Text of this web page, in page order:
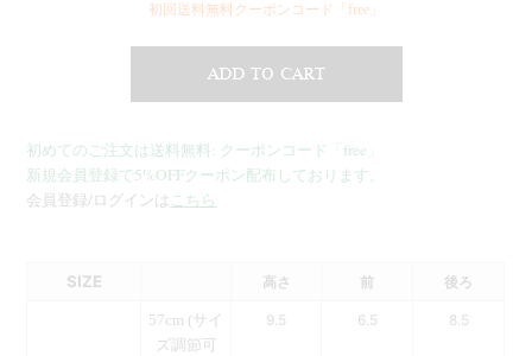
初回送料無料クーポンコード「free」
ADD TO CART
初めてのご注文は送料無料: クーポンコード「free」
新規会員登録で5%OFFクーポン配布しております。
会員登録/ログインは こちら
SIZE 高さ 前 後ろ
57cm (サイ
ズ調節可
9.5 6.5 8.5